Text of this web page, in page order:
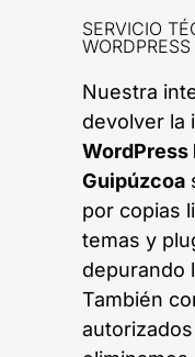
SERVICIO
Nuestra
devolver la
WordPress
Guipúzcoa
por copias
temas y
depurando
También